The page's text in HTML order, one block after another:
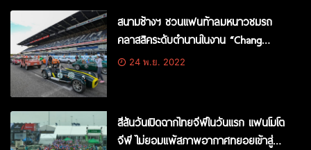
สนามช้างฯ ชวนแฟนท้าลมหนาวชมรถ
คลาสสิคระดับตำนานในงาน “Chang
Classic Car Revival 2022”
24 พ.ย. 2022
สีสันวันเปิดฉากไทยจีพีในวันแรก แฟนโมโต
จีพี ไม่ยอมแพ้สภาพอากาศทยอยเข้าสู่